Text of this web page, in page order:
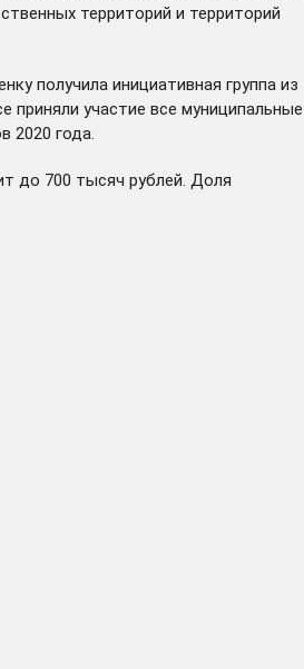
территорий и территорий
получила инициативная группа из
участие все муниципальные
2020 года.
до 700 тысяч рублей. Доля